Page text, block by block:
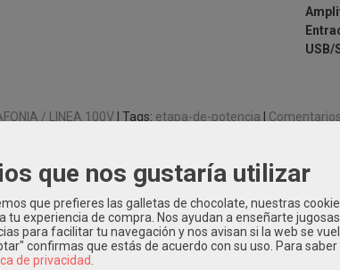
USB/
/ LINEA 100V| Tags: etapa-de-potencia Comentarios
COSTES DE ENVÍO
con BlueTooth, para instalación.
salida: 2x 60W @4 ohm
que nos gustaría utilizar
que prefieres las galletas de chocolate, nuestras
tu experiencia de compra. Nos ayudan a enseñarte
para facilitar tu navegación y nos avisan si la web se
confirmas que estás de acuerdo con su uso. Para
de privacidad.